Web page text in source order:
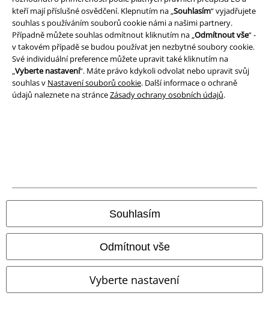
kteří mají příslušné osvědčení. Klepnutím na „Souhlasím“ vyjadřujete
souhlas s používáním souborů cookie námi a našimi partnery.
Případně můžete souhlas odmítnout kliknutím na „Odmítnout vše“ -
v takovém případě se budou používat jen nezbytné soubory cookie.
Své individuální preference můžete upravit také kliknutím na
„Vyberte nastavení“. Máte právo kdykoli odvolat nebo upravit svůj
souhlas v Nastavení souborů cookie. Další informace o ochraně
údajů naleznete na stránceZásady ochrany osobních údajů.
Souhlasím
Odmítnout vše
Vyberte nastavení
Ochrana osobních údajů
Likvidace odpadu a ochrana životního prostředí
Prohlášení o shodě
Všechny ceny jsou včetně DPH, bezpoštovného a balného
© 1986-2026 EMP Merchandising
Naše online obchody
EMP International